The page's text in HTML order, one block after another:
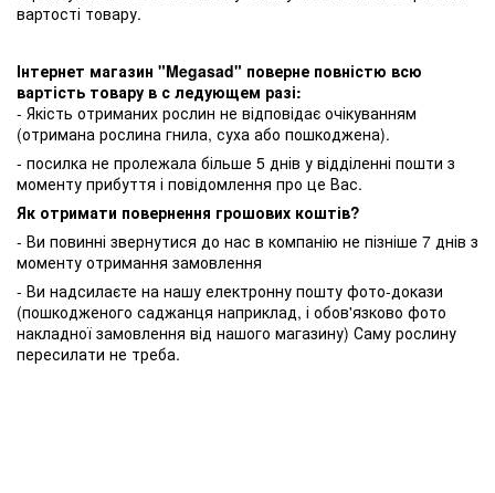
вартості товару.
Інтернет магазин "Megasad" поверне повністю всю
вартість товару в с ледующем разі:
- Якість отриманих рослин не відповідає очікуванням
(отримана рослина гнила, суха або пошкоджена).
- посилка не пролежала більше 5 днів у відділенні пошти з
моменту прибуття і повідомлення про це Вас.
Як отримати повернення грошових коштів?
- Ви повинні звернутися до нас в компанію не пізніше 7 днів з
моменту отримання замовлення
- Ви надсилаєте на нашу електронну пошту фото-докази
(пошкодженого саджанця наприклад, і обов'язково фото
накладної замовлення від нашого магазину) Саму рослину
пересилати не треба.